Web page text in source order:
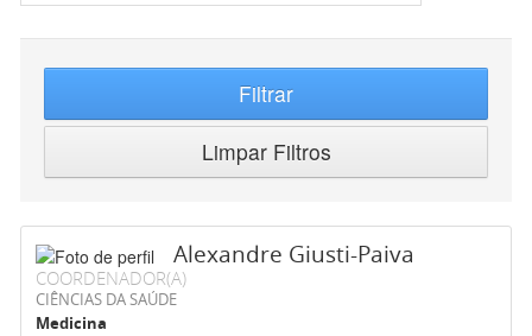
Filtrar
Limpar Filtros
Alexandre Giusti-Paiva
COORDENADOR(A)
CIÊNCIAS DA SAÚDE
Medicina